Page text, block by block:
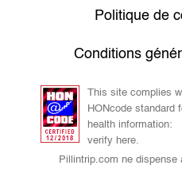
Politique de
Conditions
This site complies
HONcode standard
health information:
verify here.
Pillintrip.com ne